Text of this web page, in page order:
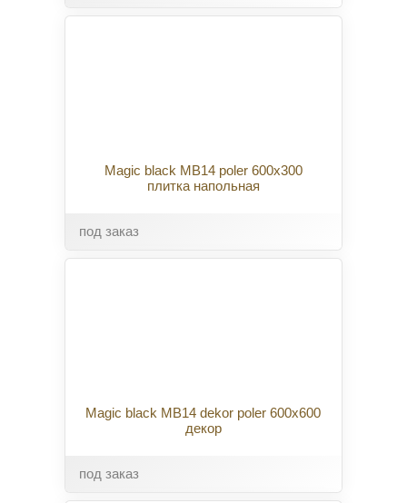
Magic black MB14 poler 600x300
плитка напольная
под заказ
Magic black MB14 dekor poler 600x600
декор
под заказ